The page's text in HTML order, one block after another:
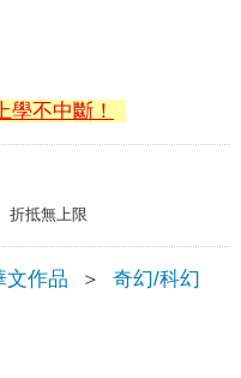
不中斷！
折抵無上限
文作品 ＞ 奇幻/科幻